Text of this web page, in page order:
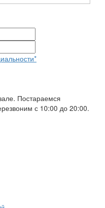
Постараемся
с 10:00 до 20:00.